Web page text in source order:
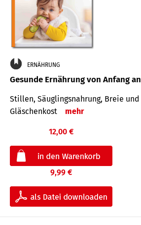
ERNÄHRUNG
Gesunde Ernährung von Anfang an
Stillen, Säuglingsnahrung, Breie und
Gläschenkost
mehr
12,00 €
9,99 €